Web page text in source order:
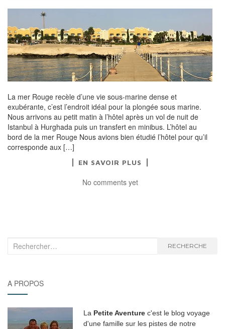
La mer Rouge recèle d’une vie sous-marine dense et
exubérante, c’est l’endroit idéal pour la plongée sous marine.
Nous arrivons au petit matin à l’hôtel après un vol de nuit de
Istanbul à Hurghada puis un transfert en minibus. L’hôtel au
bord de la mer Rouge Nous avions bien étudié l’hôtel pour qu’il
corresponde aux […]
EN SAVOIR PLUS
No comments yet
Recherche
RECHERCHE
A PROPOS
La Petite Aventure c'est le blog voyage
d'une famille sur les pistes de notre